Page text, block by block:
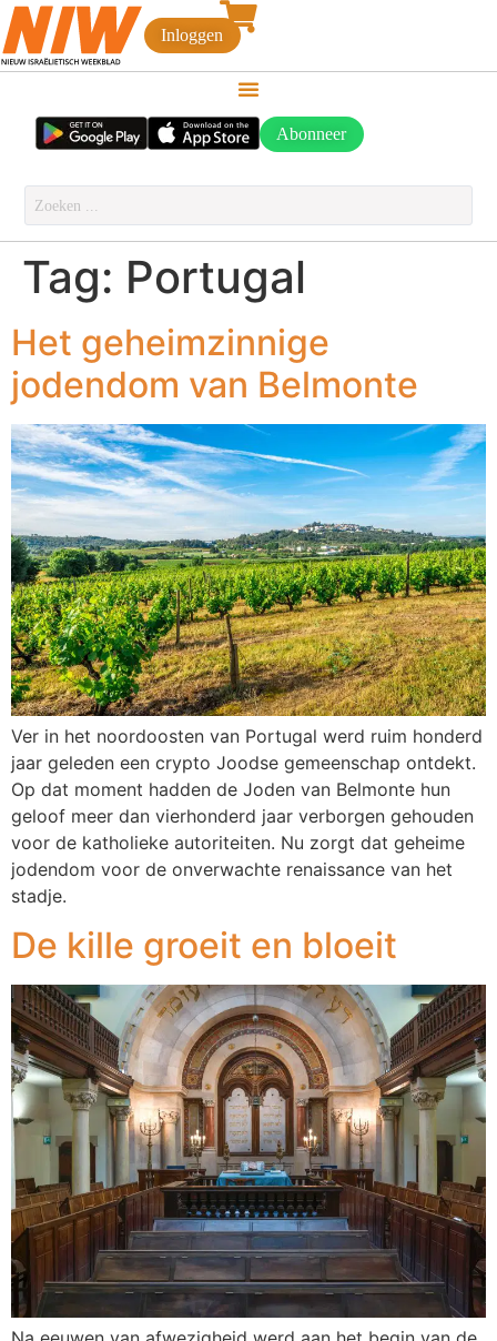
Inloggen
Abonneer
Tag: Portugal
Het geheimzinnige
jodendom van Belmonte
Ver in het noordoosten van Portugal werd ruim honderd
jaar geleden een crypto Joodse gemeenschap ontdekt.
Op dat moment hadden de Joden van Belmonte hun
geloof meer dan vierhonderd jaar verborgen gehouden
voor de katholieke autoriteiten. Nu zorgt dat geheime
jodendom voor de onverwachte renaissance van het
stadje.
De kille groeit en bloeit